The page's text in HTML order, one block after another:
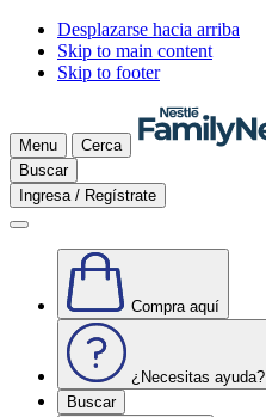
Desplazarse hacia arriba
Skip to main content
Skip to footer
Menu
Cerca
Buscar
Ingresa / Regístrate
Compra aquí
¿Necesitas ayuda?
Buscar